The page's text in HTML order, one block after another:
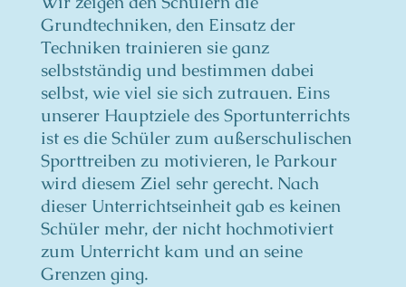
Grundtechniken, den Einsatz der
Techniken trainieren sie ganz
selbstständig und bestimmen dabei
selbst, wie viel sie sich zutrauen. Eins
unserer Hauptziele des Sportunterrichts
ist es die Schüler zum außerschulischen
Sporttreiben zu motivieren, le Parkour
wird diesem Ziel sehr gerecht. Nach
dieser Unterrichtseinheit gab es keinen
Schüler mehr, der nicht hochmotiviert
zum Unterricht kam und an seine
Grenzen ging.